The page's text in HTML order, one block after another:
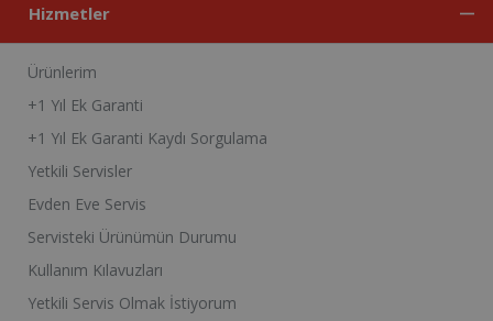
Hizmetler
Ürünlerim
+1 Yıl Ek Garanti
+1 Yıl Ek Garanti Kaydı Sorgulama
Yetkili Servisler
Evden Eve Servis
Servisteki Ürünümün Durumu
Kullanım Kılavuzları
Yetkili Servis Olmak İstiyorum